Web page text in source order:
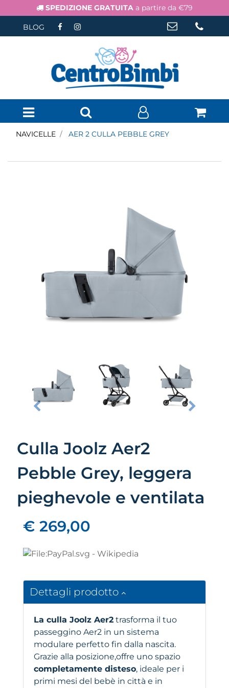
SPEDIZIONE GRATUITA a partire da €79
BLOG
Open menu
NAVICELLE AER 2 CULLA PEBBLE GREY
Culla Joolz Aer2
Pebble Grey, leggera
pieghevole e ventilata
€ 269,00
Dettagli prodotto
La culla Joolz Aer2 trasforma il tuo
passeggino Aer2 in un sistema
modulare perfetto fin dalla nascita.
Grazie alla posizione,offre uno spazio
completamente disteso, ideale per i
primi mesi del bebè in città e in